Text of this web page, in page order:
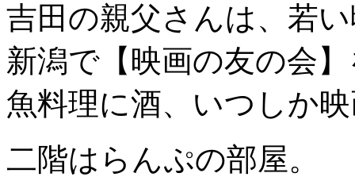
吉田の親父さんは、若
新潟で【映画の友の会
魚料理に酒、いつしか
二階はらんぷの部屋。